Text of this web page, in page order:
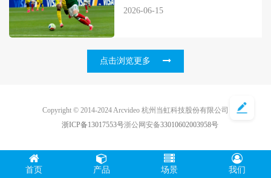
2026-06-15
点击浏览更多
Copyright © 2014-2024 Arcvideo 杭州当虹科技股份有限公司
浙ICP备13017553号浙公网安备33010602003958号
首页 产品 场景 我们